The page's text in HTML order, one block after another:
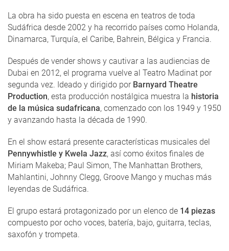
La obra ha sido puesta en escena en teatros de toda
Sudáfrica desde 2002 y ha recorrido países como Holanda,
Dinamarca, Turquía, el Caribe, Bahrein, Bélgica y Francia.
Después de vender shows y cautivar a las audiencias de
Dubai en 2012, el programa vuelve al Teatro Madinat por
segunda vez. Ideado y dirigido por Barnyard Theatre
Production, esta producción nostálgica muestra la historia
de la música sudafricana, comenzado con los 1949 y 1950
y avanzando hasta la década de 1990.
En el show estará presente características musicales del
Pennywhistle y Kwela Jazz, así como éxitos finales de
Miriam Makeba; Paul Simon, The Manhattan Brothers,
Mahlantini, Johnny Clegg, Groove Mango y muchas más
leyendas de Sudáfrica.
El grupo estará protagonizado por un elenco de 14 piezas
compuesto por ocho voces, batería, bajo, guitarra, teclas,
saxofón y trompeta.